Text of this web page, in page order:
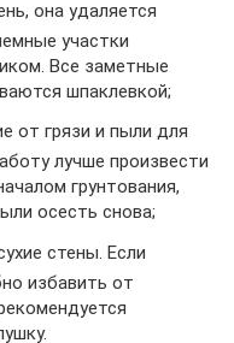
она удаляется
участки
Все заметные
шпаклевкой;
от грязи и пыли для
лучше произвести
грунтования,
осесть снова;
стены. Если
избавить от